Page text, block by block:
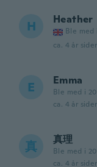
H Heather
Ble med
ca. 4 år
E Emma
Ble med i
ca. 4 år
真 真理
Ble med i
ca. 4 år